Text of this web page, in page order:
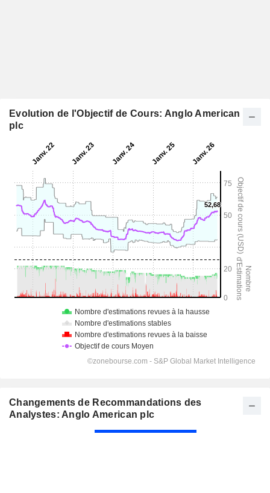
Evolution de l'Objectif de Cours: Anglo American
plc
Changements de Recommandations des
Analystes: Anglo American plc